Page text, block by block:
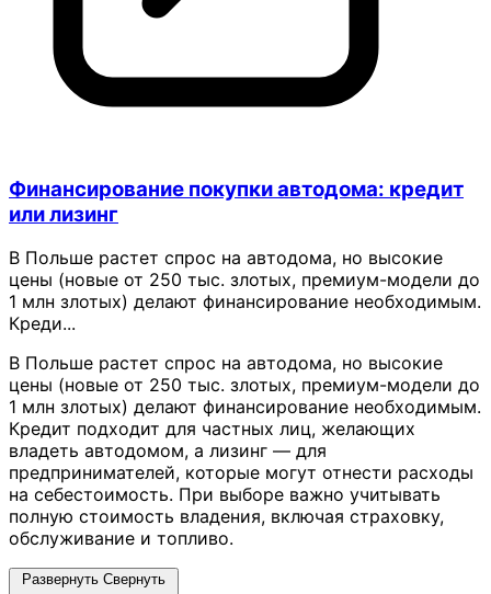
Финансирование покупки автодома: кредит
или лизинг
В Польше растет спрос на автодома, но высокие
цены (новые от 250 тыс. злотых, премиум-модели до
1 млн злотых) делают финансирование необходимым.
Креди...
В Польше растет спрос на автодома, но высокие
цены (новые от 250 тыс. злотых, премиум-модели до
1 млн злотых) делают финансирование необходимым.
Кредит подходит для частных лиц, желающих
владеть автодомом, а лизинг — для
предпринимателей, которые могут отнести расходы
на себестоимость. При выборе важно учитывать
полную стоимость владения, включая страховку,
обслуживание и топливо.
Развернуть Свернуть